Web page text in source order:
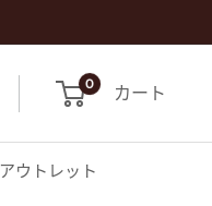
0 カート
アウトレット